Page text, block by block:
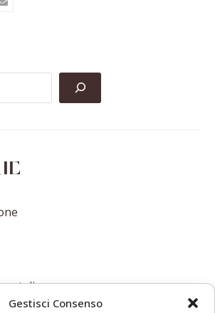
Gestisci Consenso
Share